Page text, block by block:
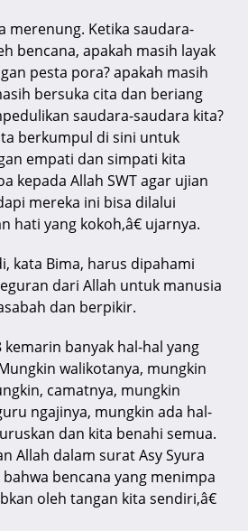
merenung. Ketika saudara-
bencana, apakah masih layak
pesta pora? apakah masih
bersuka cita dan beriang
saudara-saudara kita?
berkumpul di sini untuk
empati dan simpati kita
kepada Allah SWT agar ujian
mereka ini bisa dilalui
hati yang kokoh,â€ ujarnya.
kata Bima, harus dipahami
dari Allah untuk manusia
dan berpikir.
banyak hal-hal yang
walikotanya, mungkin
camatnya, mungkin
ngajinya, mungkin ada hal-
dan kita benahi semua.
Allah dalam surat Asy Syura
bencana yang menimpa
oleh tangan kita sendiri,â€